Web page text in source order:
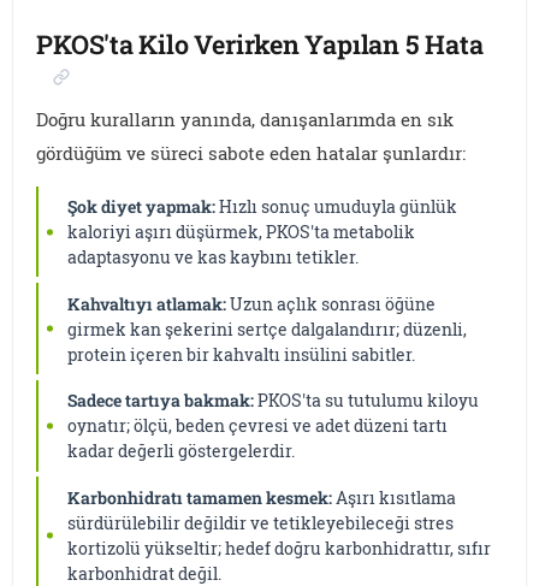
PKOS'ta Kilo Verirken Yapılan 5 Hata
Doğru kuralların yanında, danışanlarımda en sık
gördüğüm ve süreci sabote eden hatalar şunlardır:
Şok diyet yapmak:Hızlı sonuç umuduyla günlük
kaloriyi aşırı düşürmek, PKOS'ta metabolik
adaptasyonu ve kas kaybını tetikler.
Kahvaltıyı atlamak:Uzun açlık sonrası öğüne
girmek kan şekerini sertçe dalgalandırır; düzenli,
protein içeren bir kahvaltı insülini sabitler.
Sadece tartıya bakmak:PKOS'ta su tutulumu kiloyu
oynatır; ölçü, beden çevresi ve adet düzeni tartı
kadar değerli göstergelerdir.
Karbonhidratı tamamen kesmek: Aşırı kısıtlama
sürdürülebilir değildir ve tetikleyebileceği stres
kortizolü yükseltir; hedef doğru karbonhidrattır, sıfır
karbonhidrat değil.